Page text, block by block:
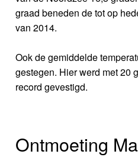
graad beneden de tot op
van 2014.
Ook de gemiddelde
gestegen. Hier werd met 20
record gevestigd.
Ontmoeting